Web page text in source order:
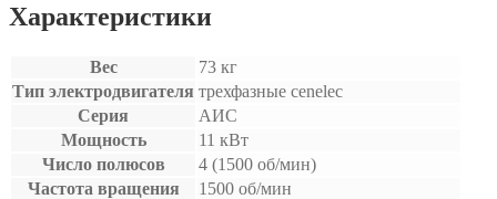
Характеристики
Вес
73 кг
Тип электродвигателя трехфазные cenelec
Серия
АИС
Мощность
11 кВт
Число полюсов
4 (1500 об/мин)
Частота вращения
1500 об/мин